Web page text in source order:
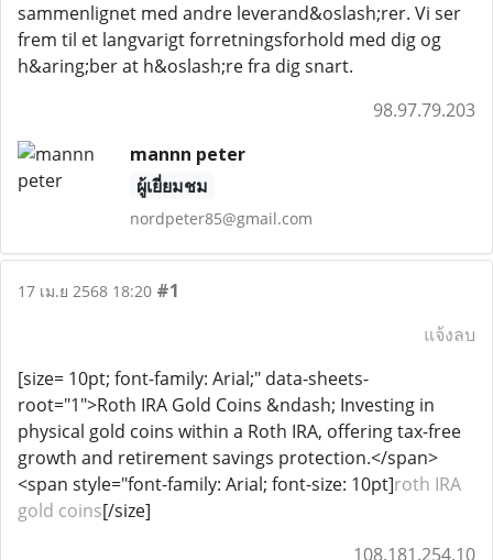
sammenlignet med andre leverand&oslash;rer. Vi ser
frem til et langvarigt forretningsforhold med dig og
h&aring;ber at h&oslash;re fra dig snart.
98.97.79.203
mannn peter
ผู้เยี่ยมชม
nordpeter85@gmail.com
17 เม.ย 2568 18:20 #1
แจ้งลบ
[size= 10pt; font-family: Arial;" data-sheets-
root="1">Roth IRA Gold Coins &ndash; Investing in
physical gold coins within a Roth IRA, offering tax-free
growth and retirement savings protection.</span>
<span style="font-family: Arial; font-size: 10pt]roth IRA
gold coins[/size]
108.181.254.10